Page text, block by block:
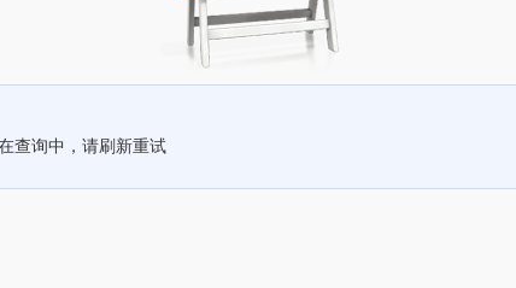
查询中，请刷新重试